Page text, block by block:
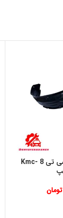
شلگیر جلو کی ام سی تی 8 Kmc-
تومان